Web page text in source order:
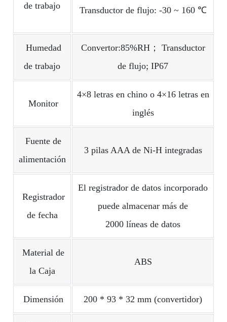
de trabajo
Transductor de flujo: -30 ~ 160 ℃
Humedad
de trabajo
Convertor:85%RH； Transductor
de flujo; IP67
Monitor
4×8 letras en chino o 4×16 letras en
inglés
Fuente de
alimentación
3 pilas AAA de Ni-H integradas
Registrador
de fecha
El registrador de datos incorporado
puede almacenar más de
2000 líneas de datos
Material de
la Caja
ABS
Dimensión 200 * 93 * 32 mm (convertidor)